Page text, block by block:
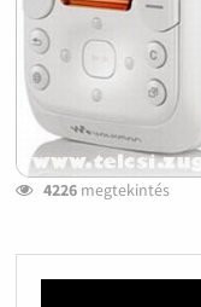
4226megtekintés